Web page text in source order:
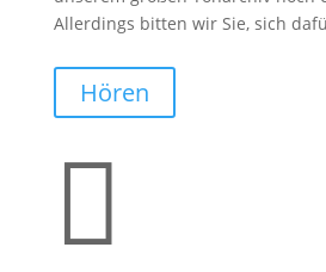
Allerdings bitten wir Sie, sich
Hören
